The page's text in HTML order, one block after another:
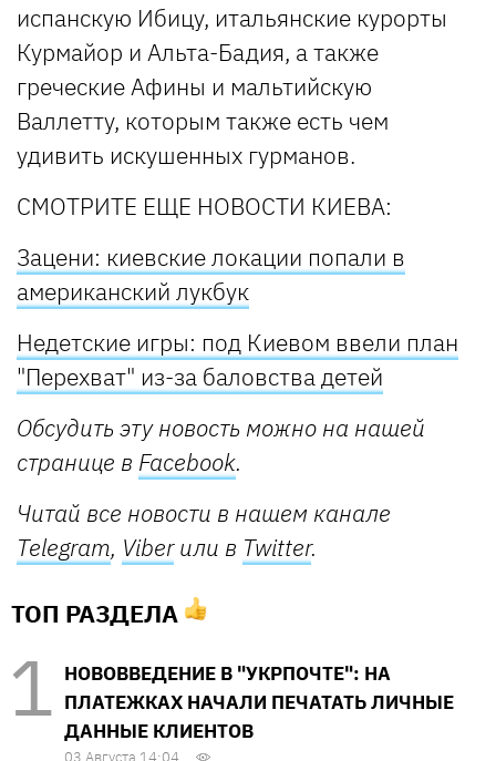
испанскую Ибицу, итальянские курорты
Курмайор и Альта-Бадия, а также
греческие Афины и мальтийскую
Валлетту, которым также есть чем
удивить искушенных гурманов.
СМОТРИТЕ ЕЩЕ НОВОСТИ КИЕВА:
Зацени: киевские локации попали в
американский лукбук
Недетские игры: под Киевом ввели план
"Перехват" из-за баловства детей
Обсудить эту новость можно на нашей
странице в Facebook.
Читай все новости в нашем канале
Telegram, Viberили в Twitter.
ТОП РАЗДЕЛА
НОВОВВЕДЕНИЕ В "УКРПОЧТЕ": НА
ПЛАТЕЖКАХ НАЧАЛИ ПЕЧАТАТЬ ЛИЧНЫЕ
ДАННЫЕ КЛИЕНТОВ
03 Августа 14:04